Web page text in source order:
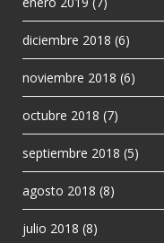
diciembre 2018 (6)
noviembre 2018 (6)
octubre 2018 (7)
septiembre 2018 (5)
agosto 2018 (8)
julio 2018 (8)